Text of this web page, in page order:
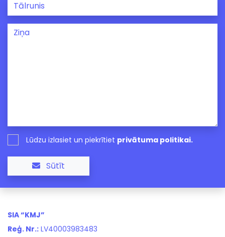
Lūdzu izlasiet un piekrītiet privātuma politikai.
Sūtīt
SIA “KMJ”
Reģ. Nr.: LV40003983483